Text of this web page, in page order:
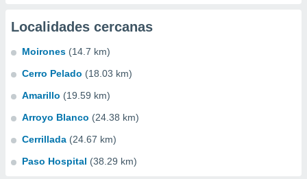
Localidades cercanas
Moirones (14.7 km)
Cerro Pelado (18.03 km)
Amarillo (19.59 km)
Arroyo Blanco (24.38 km)
Cerrillada (24.67 km)
Paso Hospital (38.29 km)